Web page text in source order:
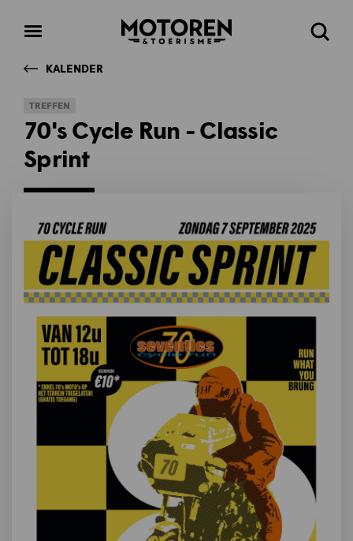
Open
Homepage Zoeken
KALENDER
TREFFEN
70's Cycle Run - Classic
Sprint